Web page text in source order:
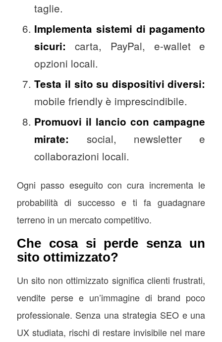
taglie.
Implementa sistemi di pagamento
sicuri: carta, PayPal, e-wallet e
opzioni locali.
Testa il sito su dispositivi diversi:
mobile friendly è imprescindibile.
Promuovi il lancio con campagne
mirate: social, newsletter e
collaborazioni locali.
Ogni passo eseguito con cura incrementa le
probabilità di successo e ti fa guadagnare
terreno in un mercato competitivo.
Che cosa si perde senza un
sito ottimizzato?
Un sito non ottimizzato significa clienti frustrati,
vendite perse e un’immagine di brand poco
professionale. Senza una strategia SEO e una
UX studiata, rischi di restare invisibile nel mare